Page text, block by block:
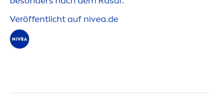
Veröffentlicht auf nivea.de